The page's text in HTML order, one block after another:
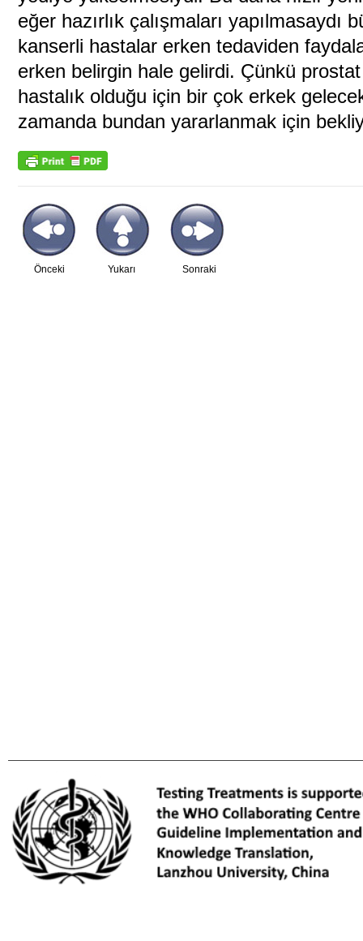
eğer hazırlık çalışmaları yapılmasaydı
kanserli hastalar erken tedaviden
erken belirgin hale gelirdi. Çünkü
hastalık olduğu için bir çok erkek
zamanda bundan yararlanmak için
Yukarı
Önceki Sonraki